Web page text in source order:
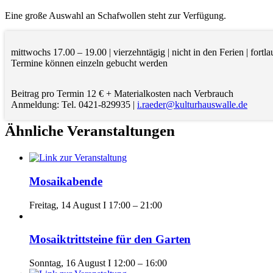
Eine große Auswahl an Schafwollen steht zur Verfügung.
mittwochs 17.00 – 19.00 | vierzehntägig | nicht in den Ferien |
Termine können einzeln gebucht werden
Beitrag pro Termin 12 € + Materialkosten nach Verbrauch
Anmeldung: Tel. 0421-829935 | i.raeder@kulturhauswalle.de
Ähnliche Veranstaltungen
Mosaikabende
Freitag, 14 August I 17:00 – 21:00
Mosaiktrittsteine für den Garten
Sonntag, 16 August I 12:00 – 16:00